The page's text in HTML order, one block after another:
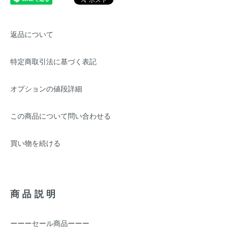
返品について
特定商取引法に基づく表記
オプションの値段詳細
この商品について問い合わせる
買い物を続ける
商品説明
ーーーセール商品ーーー